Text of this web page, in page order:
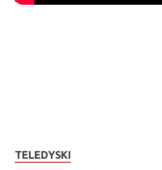
TELEDYSKI